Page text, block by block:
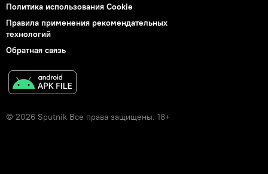
Политика использования Cookie
Правила применения рекомендательных
технологий
Обратная связь
© 2026 Sputnik Все права защищены. 18+